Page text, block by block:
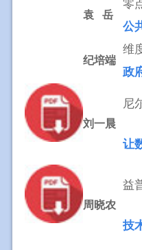
袁 岳
零
公
纪培端
维
政
刘一晨
尼
让
周晓农
益
技